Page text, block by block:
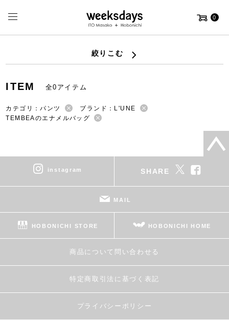
0
絞りこむ
ITEM 全0アイテム
カテゴリ：パンツ
ブランド：L'UNE
TEMBEAのエナメルバッグ
instagram SHARE
MAIL
HOBONICHI STORE HOBONICHI HOME
商品について問い合わせる
特定商取引法に基づく表記
プライバシーポリシー